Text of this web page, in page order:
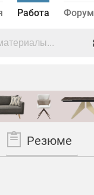
Работа Форум
Резюме